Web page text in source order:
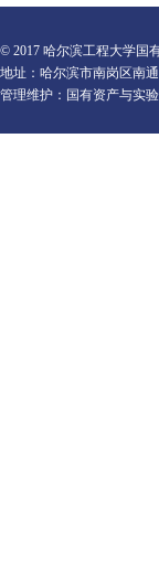
© 2017 哈尔滨工程大学国
地址：哈尔滨市南岗区南通
管理维护：国有资产与实